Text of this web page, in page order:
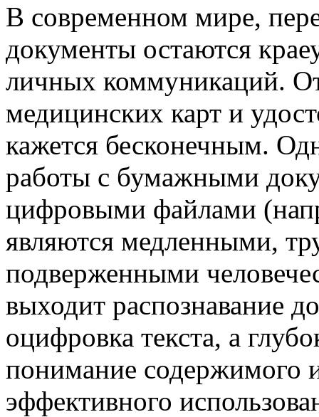
В современном мире,
документы остаются
личных коммуникаций.
медицинских карт и
кажется бесконечным.
работы с бумажными
цифровыми файлами
являются медленными,
подверженными
выходит распознавание
оцифровка текста, а
понимание содержимого
эффективного